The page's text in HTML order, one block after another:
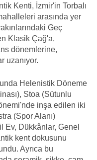
Kenti, İzmir'in Torbalı
arasında yer
Geç
Klasik Çağ'a,
dönemlerine,
uzanıyor.
Helenistik Döneme
Stoa (Sütunlu
inşa edilen iki
(Spor Alanı)
Ev, Dükkânlar, Genel
kent dokusunu
Ayrıca bu